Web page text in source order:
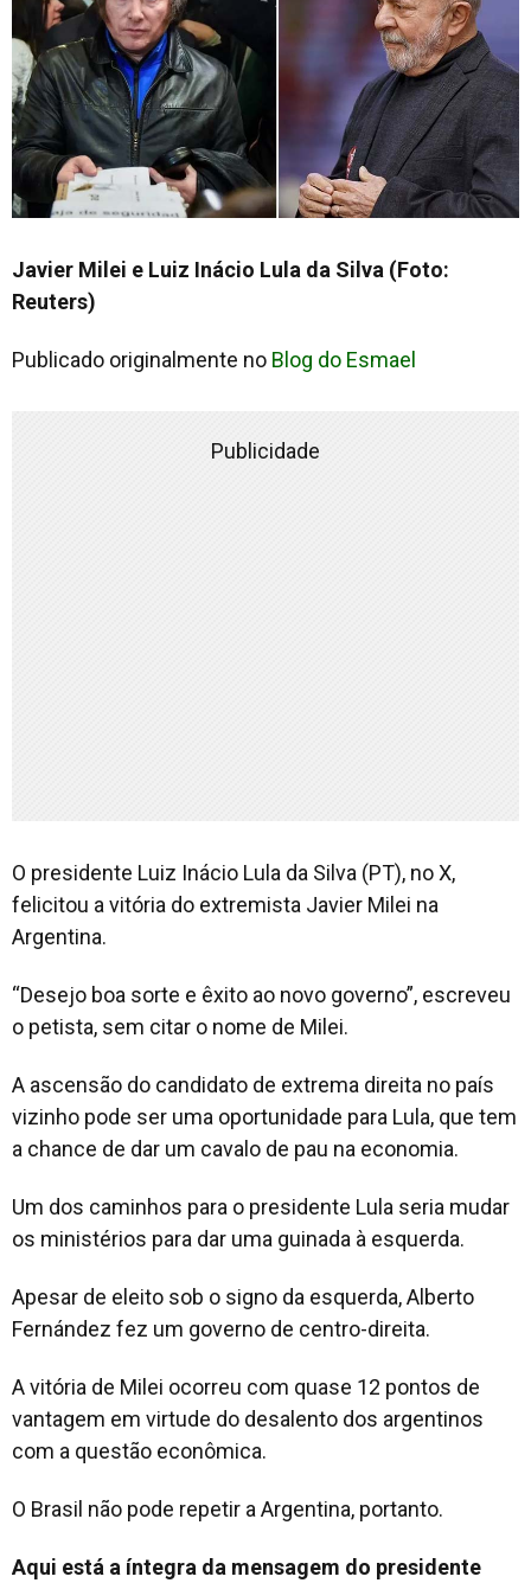
Javier Milei e Luiz Inácio Lula da Silva (Foto:
Reuters)
Publicado originalmente no Blog do Esmael
Publicidade
O presidente Luiz Inácio Lula da Silva (PT), no X,
felicitou a vitória do extremista Javier Milei na
Argentina.
“Desejo boa sorte e êxito ao novo governo”, escreveu
o petista, sem citar o nome de Milei.
A ascensão do candidato de extrema direita no país
vizinho pode ser uma oportunidade para Lula, que tem
a chance de dar um cavalo de pau na economia.
Um dos caminhos para o presidente Lula seria mudar
os ministérios para dar uma guinada à esquerda.
Apesar de eleito sob o signo da esquerda, Alberto
Fernández fez um governo de centro-direita.
A vitória de Milei ocorreu com quase 12 pontos de
vantagem em virtude do desalento dos argentinos
com a questão econômica.
O Brasil não pode repetir a Argentina, portanto.
Aqui está a íntegra da mensagem do presidente